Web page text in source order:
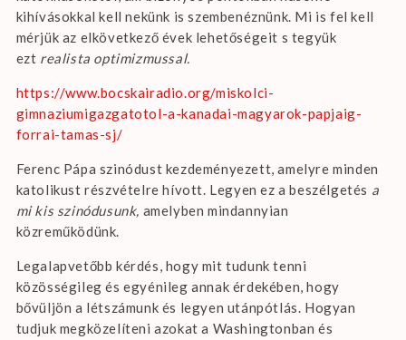
kihívásokkal kell nekünk is szembenéznünk. Mi is fel kell
mérjük az elkövetkező évek lehetőségeit s tegyük
ezt realista optimizmussal.
https://www.bocskairadio.org/miskolci-
gimnaziumigazgatotol-a-kanadai-magyarok-papjaig-
forrai-tamas-sj/
Ferenc Pápa szinódust kezdeményezett, amelyre minden
katolikust részvételre hívott. Legyen ez a beszélgetés a
mi kis szinódusunk, amelyben mindannyian
közreműködünk.
Legalapvetőbb kérdés, hogy mit tudunk tenni
közösségileg és egyénileg annak érdekében, hogy
bővüljön a létszámunk és legyen utánpótlás. Hogyan
tudjuk megközelíteni azokat a Washingtonban és